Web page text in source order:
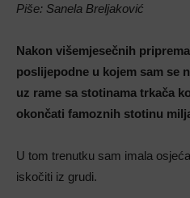
Piše: Sanela Breljaković
Nakon višemjesečnih
poslijepodne u kojem sam se
uz rame sa stotinama trkača
okončati famoznih stotinu
U tom trenutku sam imala
iskočiti iz grudi.